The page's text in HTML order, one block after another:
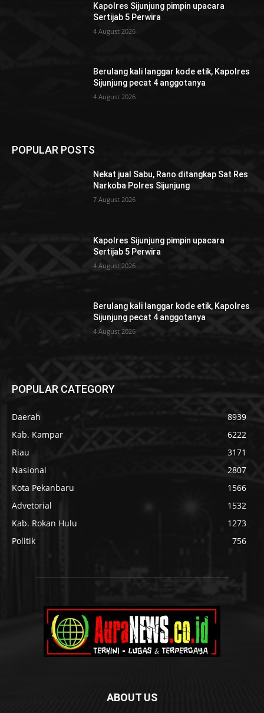
Kapolres Sijunjung pimpin upacara
Sertijab 5 Perwira
4 August 2026
Berulang kali langgar kode etik, Kapolres
Sijunjung pecat 4 anggotanya
4 August 2026
POPULAR POSTS
Nekat jual Sabu, Rano ditangkap Sat Res
Narkoba Polres Sijunjung
7 August 2026
Kapolres Sijunjung pimpin upacara
Sertijab 5 Perwira
4 August 2026
Berulang kali langgar kode etik, Kapolres
Sijunjung pecat 4 anggotanya
4 August 2026
POPULAR CATEGORY
Daerah
8939
Kab. Kampar
6222
Riau
3171
Nasional
2807
Kota Pekanbaru
1566
Advetorial
1532
Kab. Rokan Hulu
1273
Politik
756
ABOUT US